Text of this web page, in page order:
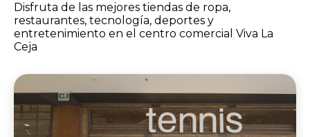
Disfruta de las mejores tiendas de ropa,
restaurantes, tecnología, deportes y
entretenimiento en el centro comercial Viva La
Ceja